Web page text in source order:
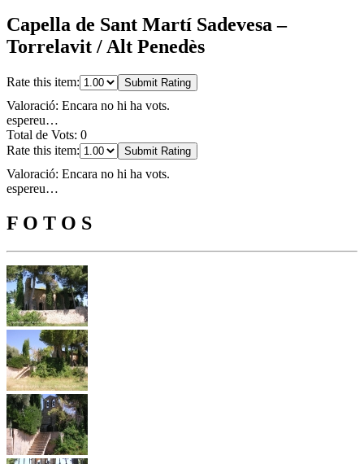
Capella de Sant Martí Sadevesa –
Torrelavit / Alt Penedès
Rate this item: Submit Rating
Valoració: Encara no hi ha vots.
espereu…
Total de Vots: 0
Rate this item:
Submit Rating
Valoració: Encara no hi ha vots.
espereu…
F O T O S